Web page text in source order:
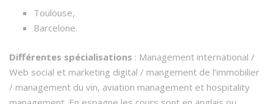
Toulouse,
Barcelone.
Différentes spécialisations : Management international /
Web social et marketing digital / mangement de l’immobilier
/ management du vin, aviation management et hospitality